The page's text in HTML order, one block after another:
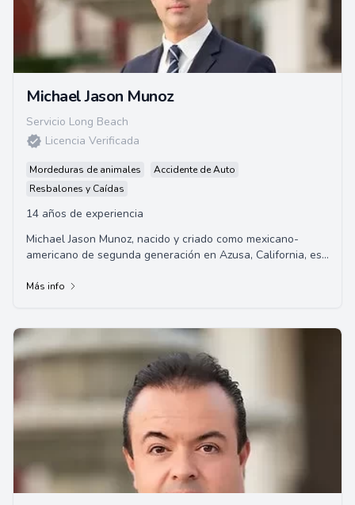
Michael Jason Munoz
Servicio Long Beach
Licencia Verificada
Mordeduras de animales
Accidente de Auto
Resbalones y Caídas
14 años de experiencia
Michael Jason Munoz, nacido y criado como mexicano-
americano de segunda generación en Azusa, California, es
Más info